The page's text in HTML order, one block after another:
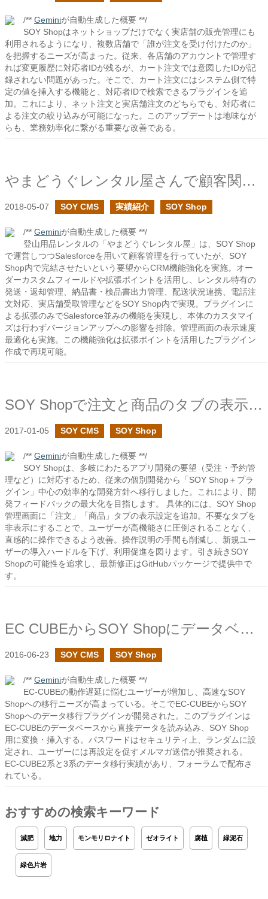
/** Geminiが自動生成した概要 **/
SOY Shopはネットショップだけでなく実店舗の販売管理にも
利用されるようになり、複数店舗で「誰が注文を受け付けたのか」
を把握するニーズが高まった。従来、各店舗のアカウントで管理す
れば変更履歴に対応者IDが残るが、カート注文では意図したIDが記
録されない問題があった。そこで、カート注文にはシステム側で特
定の値を挿入する機能と、対応者IDで検索できるプラグインを追
加。これにより、ネット注文と実店舗注文のどちらでも、対応者に
よる注文の絞り込みが可能になった。このアップデートは地味なが
らも、業務効率化に繋がる重要な改善である。
やまどうぐレンタル屋さんで顧客関連管理の機能の強化を行いました
2018-05-07 SOY CMS 実績紹介 SOY Shop
/** Geminiが自動生成した概要 **/
登山用品レンタルの「やまどうぐレンタル屋」は、SOY Shop
で運営しつつSalesforceを用いて顧客管理を行っていたが、SOY
Shop内で完結させたいという要望からCRM機能強化を実施。オー
ダーカスタムフィールドや拡張ポイントを活用し、レンタル特有の
発送・返却管理、納品書・検品書出力管理、配送状況連携、電話注
文対応、実店舗受取管理などをSOY Shop内で実現。プラグインに
よる拡張のみでSalesforce並みの機能を実現し、本体のカスタマイ
ズは行わずバージョンアップへの影響を排除。管理画面の表示速度
最適化も実施。この機能強化は拡張ポイントを活用したプラグイン
作成で再現可能。
SOY Shopで注文と商品のタブの表示の設定を追加しました
2017-01-05 SOY CMS SOY Shop
/** Geminiが自動生成した概要 **/
SOY Shopは、多岐にわたるアプリ開発の要望（受注・予約管
理など）に対応するため、従来の個別開発から「SOY Shop＋プラ
グイン」中心の効率的な開発方針へ移行しました。これにより、開
発フィードバックの最大化を目指します。 具体的には、SOY Shop
管理画面に「注文」「商品」タブの表示設定を追加。不要なタブを
非表示にすることで、ユーザーが高機能さに圧倒されることなく、
直感的に操作できるよう改善。操作説明の手間も削減し、新規ユー
ザーの導入ハードルを下げ、利用促進を図ります。引き続きSOY
Shopの可能性を追求し、最新修正はGitHubパッケージで提供中で
す。
EC CUBEからSOY Shopにデータベースを引っ越す
2016-06-23 SOY CMS SOY Shop
/** Geminiが自動生成した概要 **/
EC-CUBEの動作遅延に悩むユーザーが増加し、高速なSOY
Shopへの移行ニーズが高まっている。そこでEC-CUBEからSOY
Shopへのデータ移行プラグインが開発された。このプラグインは
EC-CUBEのデータベースから直接データを読み込み、SOY Shop
用に変換・挿入する。パスワードはセキュリティ上、ランダムに設
定され、ユーザーには再設定を促すメルマガ送信が推奨される。
EC-CUBE2系と3系のデータ移行実績があり、フォーラムで配布さ
れている。
おすすめの検索キーワード
減肥 地力 モンモリロナイト ゼオライト 腐植 緑泥石
緑色片岩